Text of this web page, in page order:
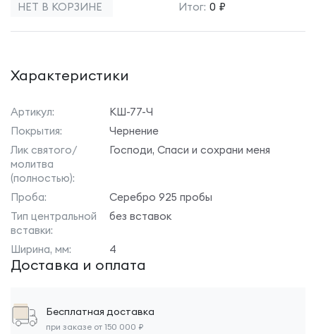
НЕТ В КОРЗИНЕ Итог: 0 ₽
Характеристики
Артикул:
КШ-77-Ч
Покрытия:
Чернение
Лик святого/
молитва
(полностью):
Господи, Спаси и сохрани меня
Проба:
Серебро 925 пробы
Тип центральной
вставки:
без вставок
Ширина, мм: 4
Доставка и оплата
Бесплатная доставка
при заказе от 150 000 ₽